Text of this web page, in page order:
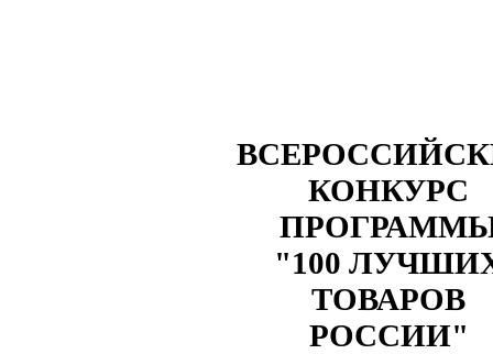
КОНКУРС
"100
ТОВАРОВ
РОССИИ"